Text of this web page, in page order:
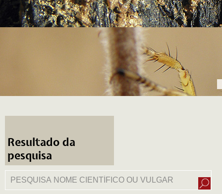
Resultado da
pesquisa